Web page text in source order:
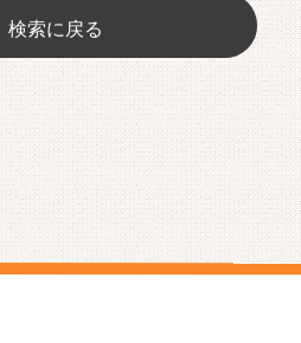
検索に戻る